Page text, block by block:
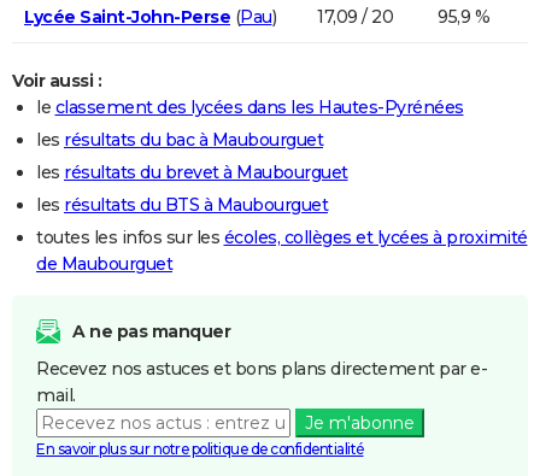
Lycée Saint-John-Perse (Pau) 17,09 / 20 95,9 %
Voir aussi :
le classement des lycées dans les Hautes-Pyrénées
les résultats du bac à Maubourguet
les résultats du brevet à Maubourguet
les résultats du BTS à Maubourguet
toutes les infos sur les écoles, collèges et lycées à proximité
de Maubourguet
A ne pas manquer
Recevez nos astuces et bons plans directement par e-
mail.
Je m'abonne
En savoir plus sur notre politique de confidentialité